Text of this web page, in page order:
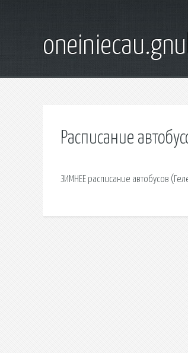
Расписание
ЗИМНЕЕ расписание автобусов